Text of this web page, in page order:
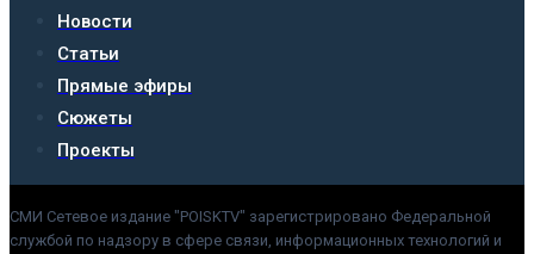
Новости
Статьи
Прямые эфиры
Сюжеты
Проекты
СМИ Сетевое издание "POISKTV" зарегистрировано Федеральной
службой по надзору в сфере связи, информационных технологий и